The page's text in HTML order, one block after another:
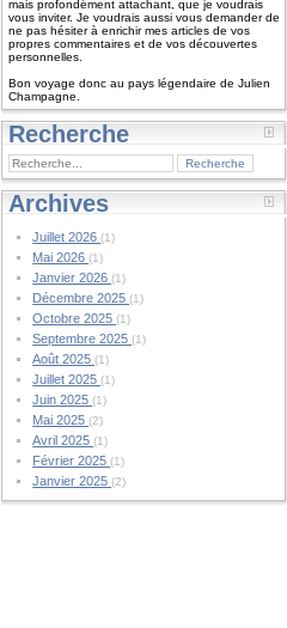
mais profondément attachant, que je voudrais
vous inviter. Je voudrais aussi vous demander de
ne pas hésiter à enrichir mes articles de vos
propres commentaires et de vos découvertes
personnelles.
Bon voyage donc au pays légendaire de Julien
Champagne.
Recherche
Archives
Juillet 2026(1)
Mai 2026(1)
Janvier 2026(1)
Décembre 2025(1)
Octobre 2025(1)
Septembre 2025(1)
Août 2025(1)
Juillet 2025(1)
Juin 2025(1)
Mai 2025(2)
Avril 2025(1)
Février 2025(1)
Janvier 2025(2)